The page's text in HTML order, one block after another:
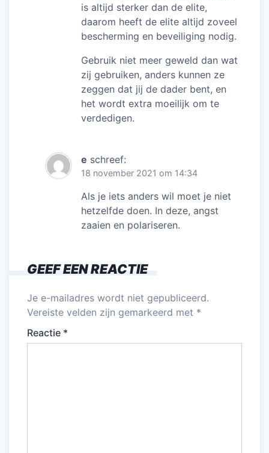
is altijd sterker dan de elite,
daarom heeft de elite altijd zoveel
bescherming en beveiliging nodig.
Gebruik niet meer geweld dan wat
zij gebruiken, anders kunnen ze
zeggen dat jij de dader bent, en
het wordt extra moeilijk om te
verdedigen.
e schreef:
18 november 2021 om 14:34
Als je iets anders wil moet je niet
hetzelfde doen. In deze, angst
zaaien en polariseren.
GEEF EEN REACTIE
Je e-mailadres wordt niet gepubliceerd.
Vereiste velden zijn gemarkeerd met *
Reactie *